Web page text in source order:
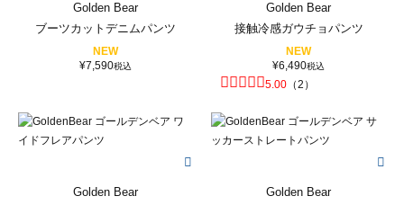
Golden Bear
ブーツカットデニムパンツ
NEW
¥7,590税込
Golden Bear
接触冷感ガウチョパンツ
NEW
¥6,490税込
5.00 （2 ）
Golden Bear
Golden Bear